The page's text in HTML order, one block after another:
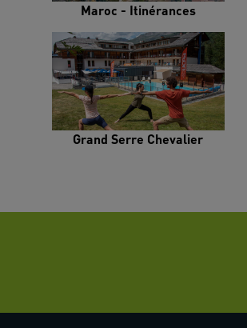
Maroc - Itinérances
Grand Serre Chevalier